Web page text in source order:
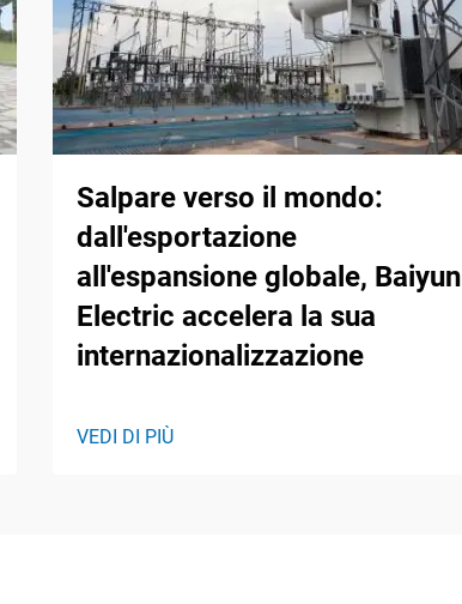
Salpare verso il mondo:
dall'esportazione
all'espansione globale, Baiyun
Electric accelera la sua
internazionalizzazione
VEDI DI PIÙ